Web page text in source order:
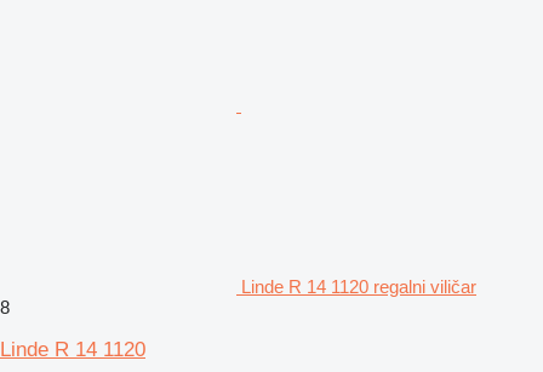
Linde R 14 1120 regalni viličar
8
Linde R 14 1120